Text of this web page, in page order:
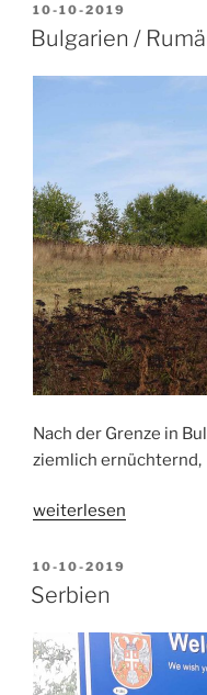
VERÖFFENTLICHT
AM
10-10-2019
Bulgarien /
Nach der Grenze in
ziemlich ernüchternd,
„Bulgarien
Rumänien“
weiterlesen
VERÖFFENTLICHT
AM
10-10-2019
Serbien